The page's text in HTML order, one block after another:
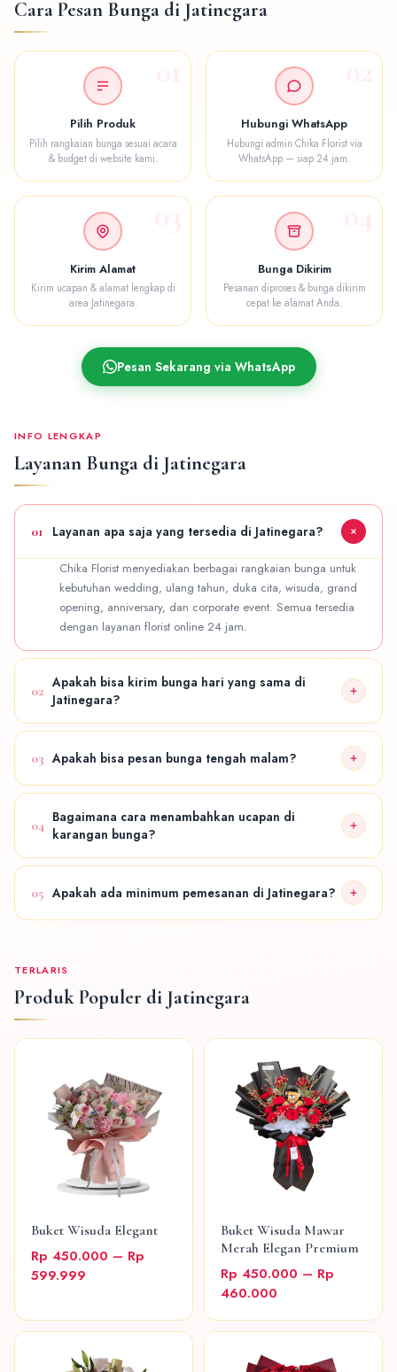
Cara Pesan Bunga di Jatinegara
Pilih Produk
Pilih rangkaian bunga sesuai acara
& budget di website kami.
Hubungi WhatsApp
Hubungi admin Chika Florist via
WhatsApp — siap 24 jam.
Kirim Alamat
Kirim ucapan & alamat lengkap di
area Jatinegara.
Bunga Dikirim
Pesanan diproses & bunga dikirim
cepat ke alamat Anda.
Pesan Sekarang via WhatsApp
INFO LENGKAP
Layanan Bunga di Jatinegara
01 Layanan apa saja yang tersedia di Jatinegara?
Chika Florist menyediakan berbagai rangkaian bunga untuk
kebutuhan wedding, ulang tahun, duka cita, wisuda, grand
opening, anniversary, dan corporate event. Semua tersedia
dengan layanan florist online 24 jam.
02 Apakah bisa kirim bunga hari yang sama di
Jatinegara?
Ya! Tersedia layanan same day delivery untuk area
Jatinegara dan sekitarnya. Hubungi admin untuk konfirmasi
03 Apakah bisa pesan bunga tengah malam?
Bisa. Layanan florist online kami tersedia 24 jam penuh —
termasuk malam hari, weekend, dan hari libur nasional.
04 Bagaimana cara menambahkan ucapan di
karangan bunga?
Cukup informasikan teks ucapan yang diinginkan saat
menghubungi admin via WhatsApp. Kami akan menyiapkan
05 Apakah ada minimum pemesanan di Jatinegara?
standing flower besar untuk acara.
TERLARIS
Produk Populer di Jatinegara
Buket Wisuda Elegant
Rp 450.000 – Rp
599.999
Buket Wisuda Mawar
Merah Elegan Premium
Rp 450.000 – Rp
460.000